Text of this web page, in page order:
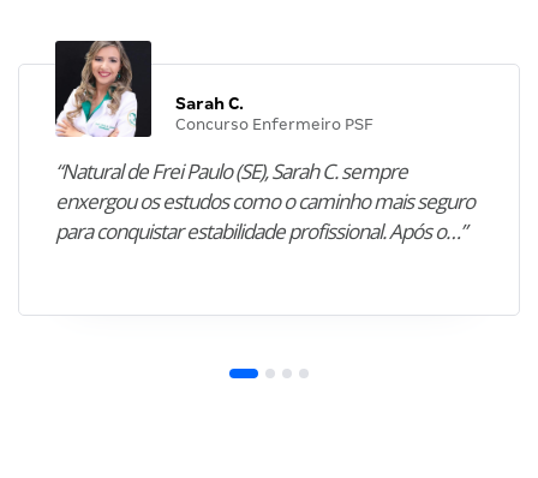
Sarah C.
Concurso Enfermeiro PSF
“Natural de Frei Paulo (SE), Sarah C. sempre
enxergou os estudos como o caminho mais seguro
para conquistar estabilidade profissional. Após o…”